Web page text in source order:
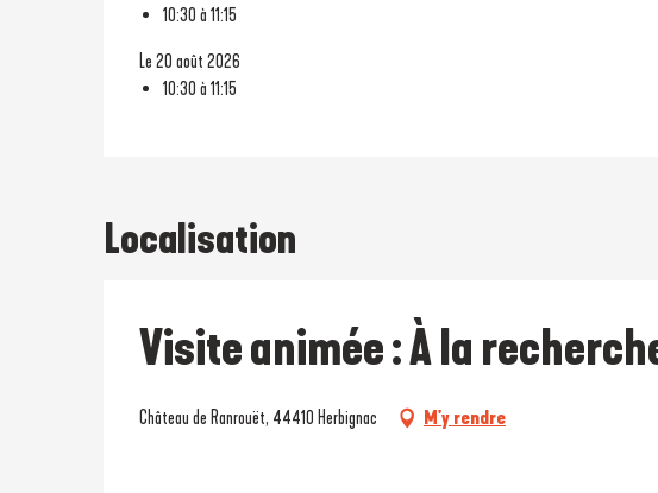
10:30 à 11:15
Le 20 août 2026
10:30 à 11:15
Localisation
Visite animée : À la
Château de Ranrouët, 44410 Herbignac M'y rendre